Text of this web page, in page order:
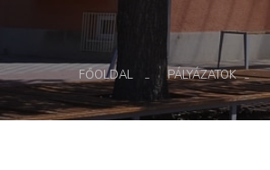
FŐOLDAL PÁLYÁZATOK